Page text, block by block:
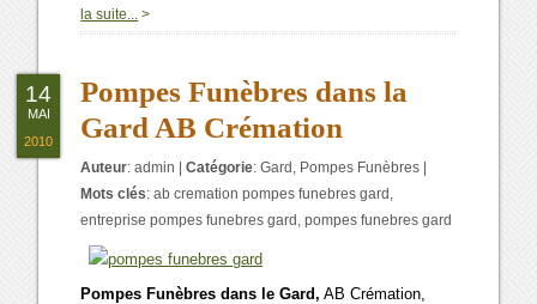
la suite... >
Pompes Funèbres dans la
Gard AB Crémation
Auteur:admin |Catégorie:Gard, Pompes Funèbres |
Mots clés:ab cremation pompes funebres gard,
entreprise pompes funebres gard,pompes funebres gard
Pompes Funèbres dans le Gard, AB Crémation,
14
MAI
2010